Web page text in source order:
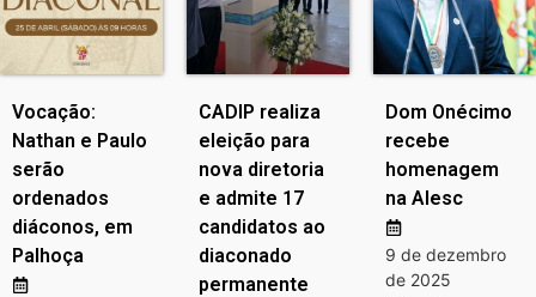
Vocação:
Nathan e Paulo
serão
ordenados
diáconos, em
Palhoça
CADIP realiza
eleição para
nova diretoria
e admite 17
candidatos ao
diaconado
permanente
Dom Onécimo
recebe
homenagem
na Alesc
9 de dezembro
de 2025